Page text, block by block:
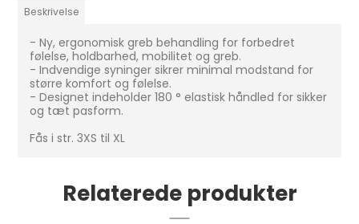
Beskrivelse
- Ny, ergonomisk greb behandling for forbedret
følelse, holdbarhed, mobilitet og greb.
- Indvendige syninger sikrer minimal modstand for
større komfort og følelse.
- Designet indeholder 180 ° elastisk håndled for sikker
og tæt pasform.
Fås i str. 3XS til XL
Relaterede produkter